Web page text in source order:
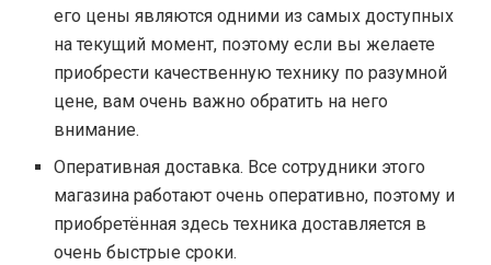
его цены являются одними из самых доступных
на текущий момент, поэтому если вы желаете
приобрести качественную технику по разумной
цене, вам очень важно обратить на него
внимание.
Оперативная доставка. Все сотрудники этого
магазина работают очень оперативно, поэтому и
приобретённая здесь техника доставляется в
очень быстрые сроки.